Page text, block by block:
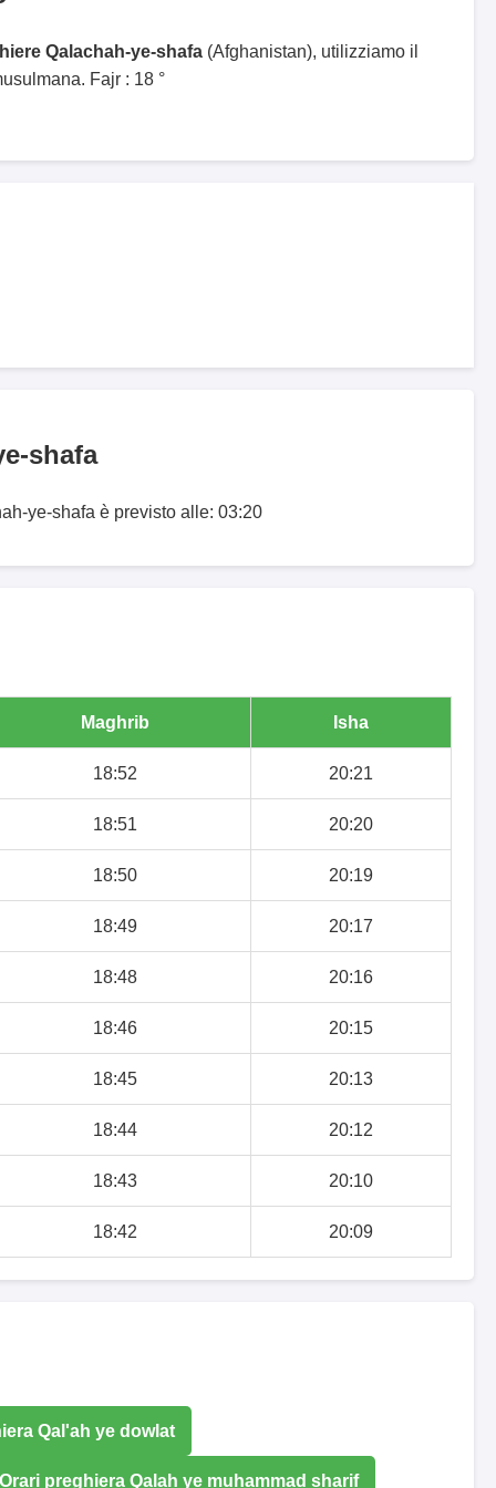
Qalachah-ye-shafa (Afghanistan), utilizziamo il
Fajr : 18 °
shafa
ye-shafa è previsto alle: 03:20
Maghrib Isha
18:52 20:21
18:51 20:20
18:50 20:19
18:49 20:17
18:48 20:16
18:46 20:15
18:45 20:13
18:44 20:12
18:43 20:10
18:42 20:09
Qal'ah ye dowlat
Orari preghiera Qalah ye muhammad sharif